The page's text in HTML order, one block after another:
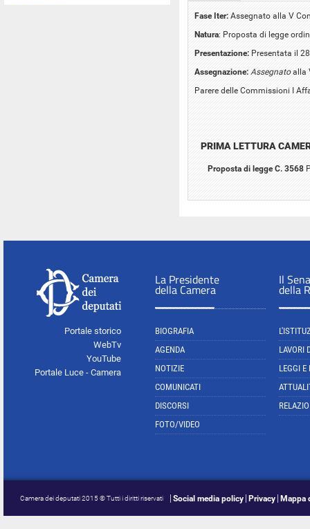
Fase Iter: Assegnato alla V
Natura: Proposta di legge
Presentazione: Presentata il
Assegnazione: Assegnatoalla
Parere delle Commissioni I
PRIMA LETTURA
Proposta di legge C. 3568
Portale storico
WebTv
YouTube
Portale Luce - Camera
La Presidente
della Camera
BIOGRAFIA
AGENDA
NOTIZIE
COMUNICATI
DISCORSI
FOTO/VIDEO
Il
della
LAVORI
LEGGI E
Camera dei deputati 2015 © Tutti i diritti riservati Social media policy Privacy Mappa